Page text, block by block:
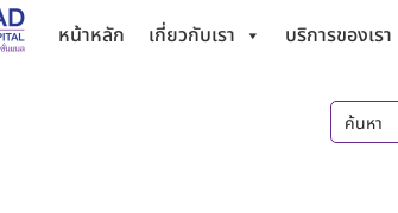
หน้าหลัก เกี่ยวกับเรา บริการของเรา